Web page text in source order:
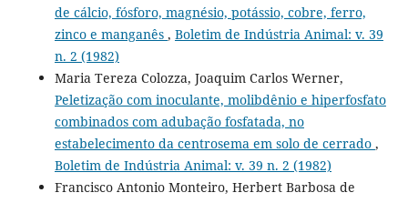
de cálcio, fósforo, magnésio, potássio, cobre, ferro,
zinco e manganês , Boletim de Indústria Animal: v. 39
n. 2 (1982)
Maria Tereza Colozza, Joaquim Carlos Werner,
Peletização com inoculante, molibdênio e hiperfosfato
combinados com adubação fosfatada, no
estabelecimento da centrosema em solo de cerrado ,
Boletim de Indústria Animal: v. 39 n. 2 (1982)
Francisco Antonio Monteiro, Herbert Barbosa de